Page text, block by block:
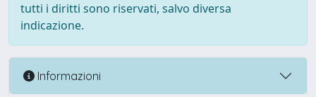
tutti i diritti sono riservati, salvo diversa
indicazione.
Informazioni